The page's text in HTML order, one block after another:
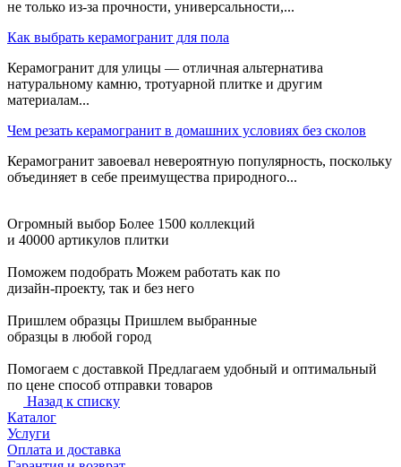
не только из-за прочности, универсальности,...
Как выбрать керамогранит для пола
Керамогранит для улицы — отличная альтернатива
натуральному камню, тротуарной плитке и другим
материалам...
Чем резать керамогранит в домашних условиях без сколов
Керамогранит завоевал невероятную популярность, поскольку
объединяет в себе преимущества природного...
Огромный выбор Более 1500 коллекций
и 40000 артикулов плитки
Поможем подобрать Можем работать как по
дизайн-проекту, так и без него
Пришлем образцы Пришлем выбранные
образцы в любой город
Помогаем с доставкой Предлагаем удобный и оптимальный
по цене способ отправки товаров
Назад к списку
Каталог
Услуги
Оплата и доставка